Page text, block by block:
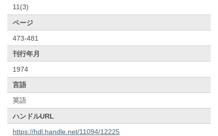
11(3)
ページ
473-481
刊行年月
1974
言語
英語
ハンドルURL
https://hdl.handle.net/11094/12225